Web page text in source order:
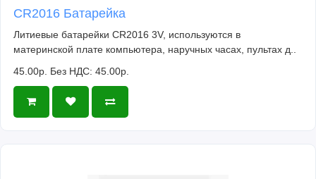
CR2016 Батарейка
Литиевые батарейки CR2016 3V, используются в
материнской плате компьютера, наручных часах, пультах д..
45.00р. Без НДС: 45.00р.